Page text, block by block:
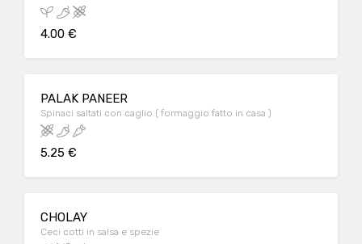
4.00 €
PALAK PANEER
Spinaci saltati con caglio ( formaggio fatto in casa )
5.25 €
CHOLAY
Ceci cotti in salsa e spezie